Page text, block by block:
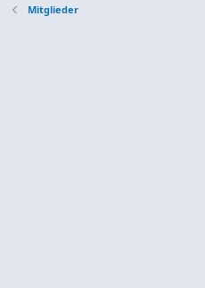
Mitglieder